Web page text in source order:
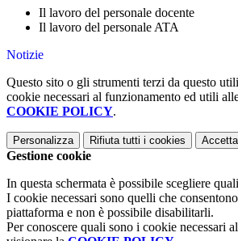
Il lavoro del personale docente
Il lavoro del personale ATA
Notizie
Questo sito o gli strumenti terzi da questo
cookie necessari al funzionamento ed utili
COOKIE POLICY.
Personalizza Rifiuta tutti i cookies
Gestione cookie
In questa schermata è possibile scegliere
I cookie necessari sono quelli che
piattaforma e non è possibile disabilitarli.
Per conoscere quali sono i cookie necessari